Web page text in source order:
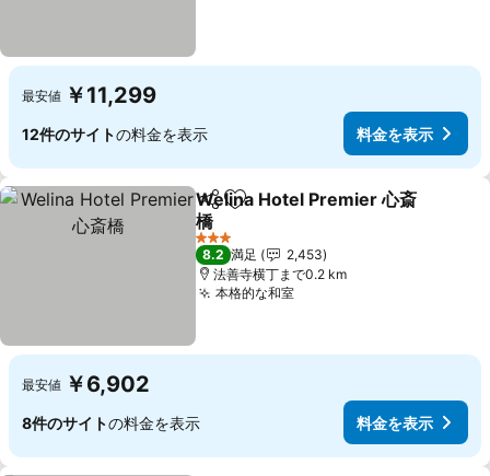
最安値 ￥11,299
12件のサイトの料金を表示 料金を表示
シェアお気に入りに追加
Welina Hotel Premier 心斎
橋
料金を表示
3 ホテルのランク
8.2 満足
2,453
法善寺横丁まで0.2 km
本格的な和室料金を表示
最安値 ￥6,902
8件のサイトの料金を表示 料金を表示